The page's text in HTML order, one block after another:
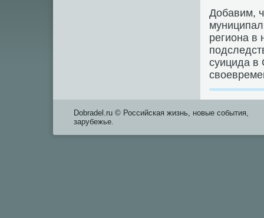
Добавим,
региона в
суицида в
Dobradel.ru © Российская жизнь, новые события,
зарубежье.